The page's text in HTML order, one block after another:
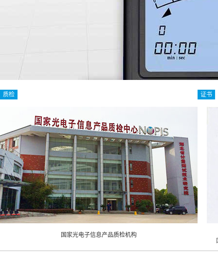
质检
国家光电子信息产品质检机构
证书